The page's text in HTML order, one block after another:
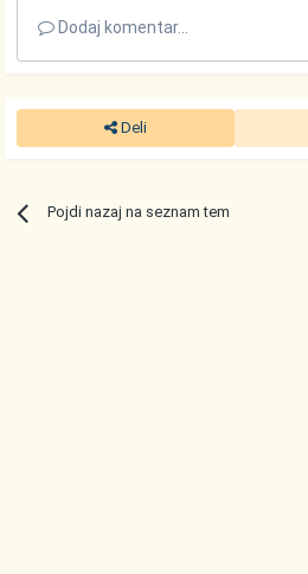
Dodaj komentar...
Deli
Pojdi nazaj na seznam tem